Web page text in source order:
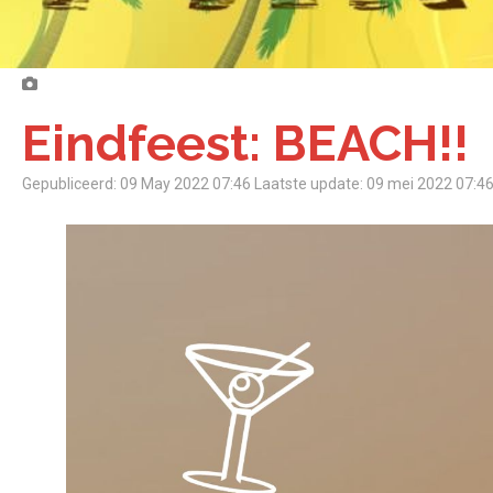
Eindfeest: BEACH!!
Gepubliceerd: 09 May 2022 07:46 Laatste update: 09 mei 2022 07:46